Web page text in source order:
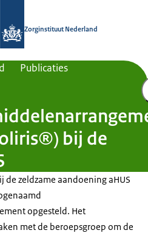
Zorginstituut Nederland
Publicaties
bij de
zeldzame aandoening aHUS
opgesteld. Het
met de beroepsgroep om de